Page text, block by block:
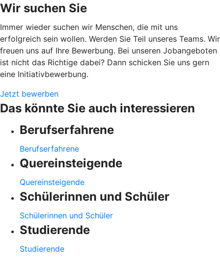
Wir suchen Sie
Immer wieder suchen wir Menschen, die mit uns
erfolgreich sein wollen. Werden Sie Teil unseres Teams. Wir
freuen uns auf Ihre Bewerbung. Bei unseren Jobangeboten
ist nicht das Richtige dabei? Dann schicken Sie uns gern
eine Initiativbewerbung.
Jetzt bewerben
Das könnte Sie auch interessieren
Berufserfahrene
Berufserfahrene
Quereinsteigende
Quereinsteigende
Schülerinnen und Schüler
Schülerinnen und Schüler
Studierende
Studierende